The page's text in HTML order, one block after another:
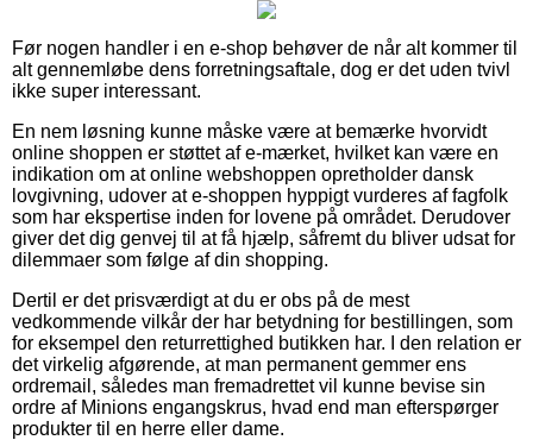
Før nogen handler i en e-shop behøver de når alt kommer til
alt gennemløbe dens forretningsaftale, dog er det uden tvivl
ikke super interessant.
En nem løsning kunne måske være at bemærke hvorvidt
online shoppen er støttet af e-mærket, hvilket kan være en
indikation om at online webshoppen opretholder dansk
lovgivning, udover at e-shoppen hyppigt vurderes af fagfolk
som har ekspertise inden for lovene på området. Derudover
giver det dig genvej til at få hjælp, såfremt du bliver udsat for
dilemmaer som følge af din shopping.
Dertil er det prisværdigt at du er obs på de mest
vedkommende vilkår der har betydning for bestillingen, som
for eksempel den returrettighed butikken har. I den relation er
det virkelig afgørende, at man permanent gemmer ens
ordremail, således man fremadrettet vil kunne bevise sin
ordre af Minions engangskrus, hvad end man efterspørger
produkter til en herre eller dame.